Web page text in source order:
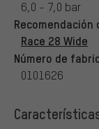
6,0 - 7,0 bar
Recomendación
Race 28 Wide
Número de
0101626